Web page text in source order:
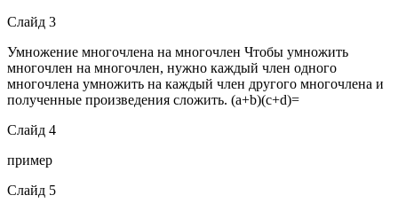
Слайд 3
Умножение многочлена на многочлен Чтобы умножить
многочлен на многочлен, нужно каждый член одного
многочлена умножить на каждый член другого многочлена и
полученные произведения сложить. (a+b)(c+d)=
Слайд 4
пример
Слайд 5